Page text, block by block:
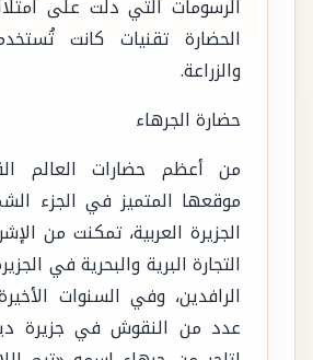
الرسومات التي دلّت على
الحضارة تقنيات كانت
والزراعة.
حضارة الجرهاء
من أعظم حضارات العالم
موقعها المتميز في الجزء
الجزيرة العربية، تمكنت من
التجارة البرية والبحرية في
الرافدين، وفي السنوات
عدد من النقوش في جزيرة